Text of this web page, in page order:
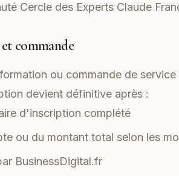
Cercle des Experts Claude
commande
ou commande de
devient définitive après :
d'inscription complété
ou du montant total selon les
BusinessDigital.fr